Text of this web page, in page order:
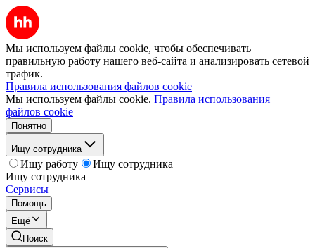
Мы используем файлы cookie, чтобы обеспечивать
правильную работу нашего веб-сайта и анализировать сетевой
трафик.
Правила использования файлов cookie
Мы используем файлы cookie. Правила использования
файлов cookie
Понятно
Ищу сотрудника
Ищу работу
Ищу сотрудника
Ищу сотрудника
Сервисы
Помощь
Ещё
Поиск